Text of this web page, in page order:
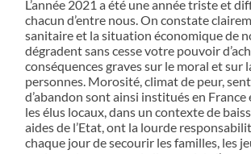
L’année 2021 a été une année triste et
chacun d’entre nous. On constate
sanitaire et la situation économique de
dégradent sans cesse votre pouvoir
conséquences graves sur le moral et sur
personnes. Morosité, climat de peur,
d’abandon sont ainsi institués en France
les élus locaux, dans un contexte de
aides de l’Etat, ont la lourde
chaque jour de secourir les familles, les